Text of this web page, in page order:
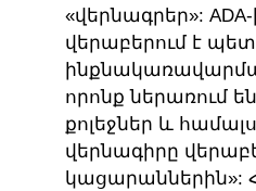
«վերնագրեր»:
վերաբերում է
որոնք ներառում
քոլեջներ և
վերնագիրը
կացարաններին»: